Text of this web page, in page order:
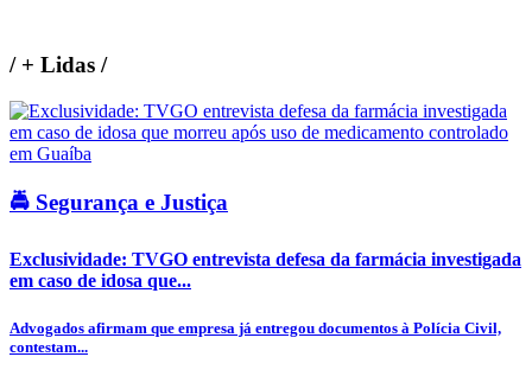
/+ Lidas /
🚔 Segurança e Justiça
Exclusividade: TVGO entrevista defesa da farmácia investigada
em caso de idosa que...
Advogados afirmam que empresa já entregou documentos à Polícia Civil,
contestam...